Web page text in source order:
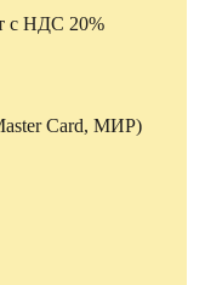
с НДС 20%
Card, МИР)